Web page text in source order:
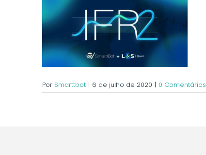
Por Smarttbot | 6 de julho de 2020 | 0 Comentários